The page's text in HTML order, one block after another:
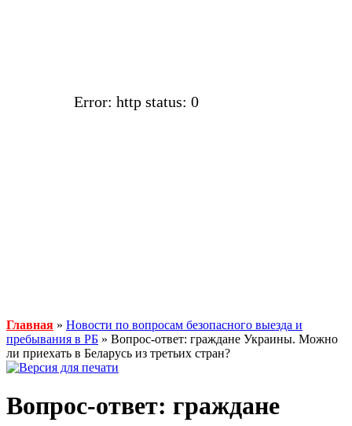
Error: http status: 0
Главная » Новости по вопросам безопасного выезда и
пребывания в РБ » Вопрос-ответ: граждане Украины. Можно
ли приехать в Беларусь из третьих стран?
Вопрос-ответ: граждане